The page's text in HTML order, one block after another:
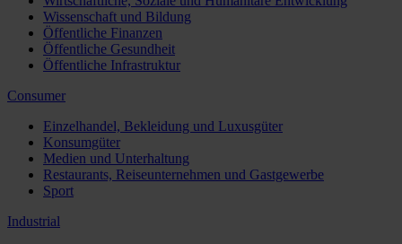
Wissenschaft und Bildung
Öffentliche Finanzen
Öffentliche Gesundheit
Öffentliche Infrastruktur
Consumer
Einzelhandel, Bekleidung und Luxusgüter
Konsumgüter
Medien und Unterhaltung
Restaurants, Reiseunternehmen und Gastgewerbe
Sport
Industrial